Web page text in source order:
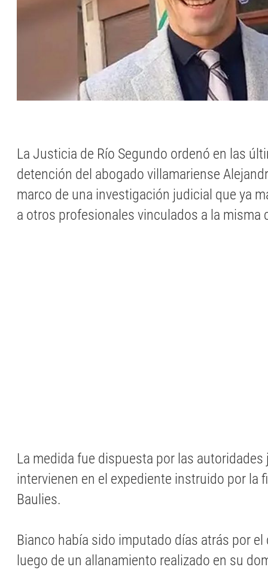
La Justicia de Río Segundo ordenó en las
detención del abogado villamariense
marco de una investigación judicial que ya
a otros profesionales vinculados a la misma
La medida fue dispuesta por las
intervienen en el expediente instruido por la
Baulies.
Bianco había sido imputado días atrás por
luego de un allanamiento realizado en su